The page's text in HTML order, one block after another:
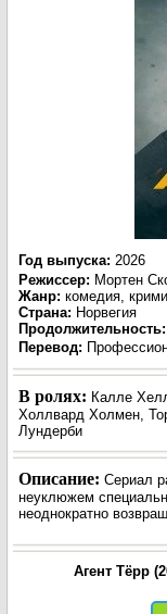
Год выпуска: 2026
Режиссер: Мортен
Жанр: комедия,
Страна: Норвегия
Продолжительность:
Перевод:
В ролях: Калле
Холлвард Холмен,
Лундерби
Описание: Сериал
неуклюжем
неоднократно
Агент Тёрр